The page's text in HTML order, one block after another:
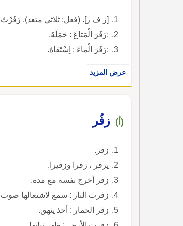
[ز ف ر]. (فعل: ثلاثي متعد).
:زَفَرَ الْمَتاعَ : حَمَلَهُ.
:زَفَرَ الْماءَ : اِسْتَقاهُ.
عرض المزيد
(أ) زفُر
زفر.
يزفر ، زفرا وزفيرا.
زفر أخرج نفسه مع مده.
زفرت النار : سمع لاشتعالها صوت.
زفر الحمار : أخذ ينهق.